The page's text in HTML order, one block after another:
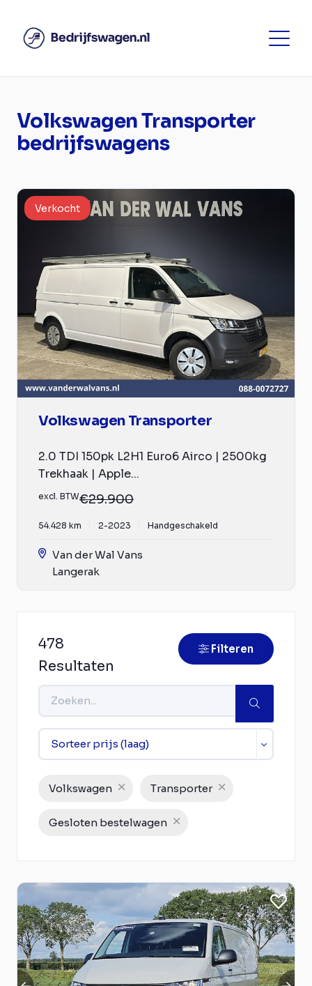
Volkswagen Transporter
bedrijfswagens
Verkocht
Volkswagen Transporter
2.0 TDI 150pk L2H1 Euro6 Airco | 2500kg
Trekhaak | Apple...
excl. BTW€29.900
54.428 km 2-2023 Handgeschakeld
Van der Wal Vans
Langerak
478
Resultaten
Filteren
Volkswagen Transporter
Gesloten bestelwagen